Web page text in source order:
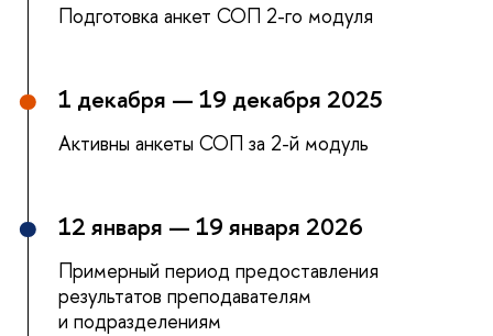
Подготовка анкет СОП 2-го модуля
1 декабря — 19 декабря 2025
Активны анкеты СОП за 2-й модуль
12 января — 19 января 2026
Примерный период предоставления
результатов преподавателям
и подразделениям